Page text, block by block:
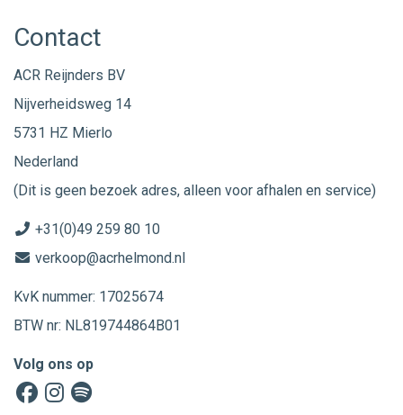
Contact
ACR Reijnders BV
Nijverheidsweg 14
5731 HZ Mierlo
Nederland
(Dit is geen bezoek adres, alleen voor afhalen en service)
+31(0)49 259 80 10
verkoop@acrhelmond.nl
KvK nummer: 17025674
BTW nr: NL819744864B01
Volg ons op